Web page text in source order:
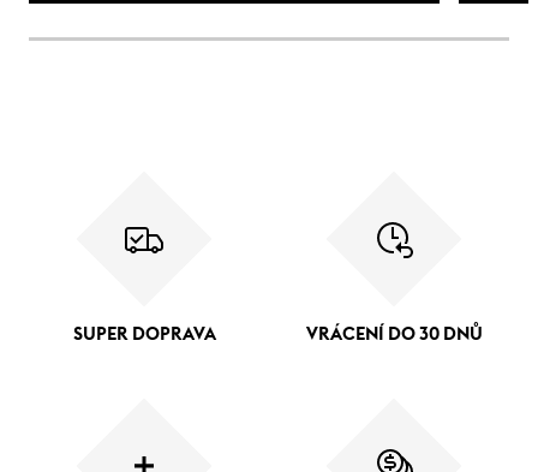
SUPER DOPRAVA VRÁCENÍ DO 30 DNŮ